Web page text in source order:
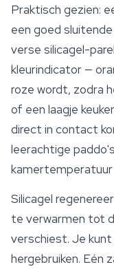
Praktisch gezien:
een goed
verse silicagel-
kleurindicator —
roze wordt, zodra
of een laagje
direct in contact
leerachtige
kamertemperatuur
Silicagel
te verwarmen tot
verschiest. Je kunt
hergebruiken. Eén